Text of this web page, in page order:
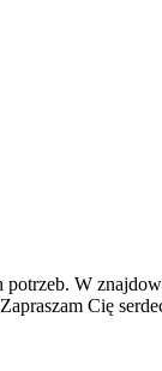
W
Cię